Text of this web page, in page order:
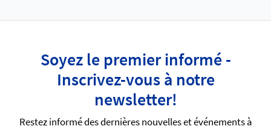
Soyez le premier informé -
Inscrivez-vous à notre
newsletter!
Restez informé des dernières nouvelles et événements à